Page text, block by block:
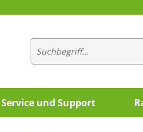
Service und Support